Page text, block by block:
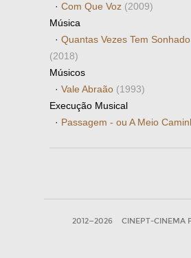
· Com Que Voz (2009)
Música
· Quantas Vezes Tem
(2018)
Músicos
· Vale Abraão (1993)
Execução Musical
· Passagem - ou A Meio
2012—2026 CINEPT-CINEMA